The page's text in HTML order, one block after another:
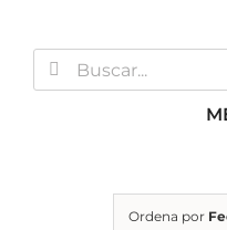
Buscar:
Ordena por